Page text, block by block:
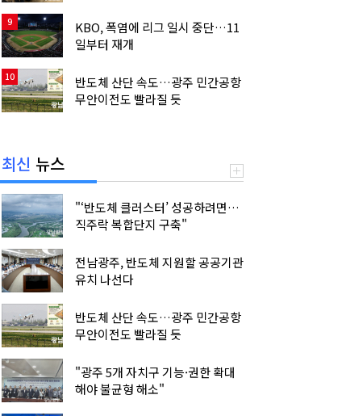
9
KBO, 폭염에 리그 일시 중단…11
일부터 재개
10
반도체 산단 속도…광주 민간공항
무안이전도 빨라질 듯
최신 뉴스
"‘반도체 클러스터’ 성공하려면…
직주락 복합단지 구축"
전남광주, 반도체 지원할 공공기관
유치 나선다
반도체 산단 속도…광주 민간공항
무안이전도 빨라질 듯
"광주 5개 자치구 기능·권한 확대
해야 불균형 해소"